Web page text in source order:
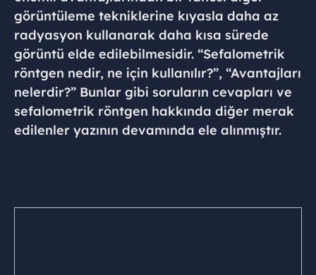
görüntüleme tekniklerine kıyasla daha az
radyasyon kullanarak daha kısa sürede
görüntü elde edilebilmesidir. “Sefalometrik
röntgen nedir, ne için kullanılır?”, “Avantajları
nelerdir?” Bunlar gibi soruların cevapları ve
sefalometrik röntgen hakkında diğer merak
edilenler yazının devamında ele alınmıştır.